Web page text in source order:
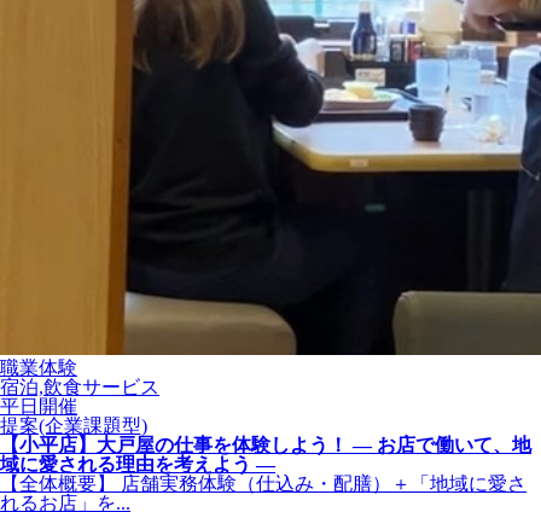
職業体験
宿泊,飲食サービス
平日開催
提案(企業課題型)
【小平店】大戸屋の仕事を体験しよう！ ― お店で働いて、地
域に愛される理由を考えよう ―
【全体概要】 店舗実務体験（仕込み・配膳）＋「地域に愛さ
れるお店」を...